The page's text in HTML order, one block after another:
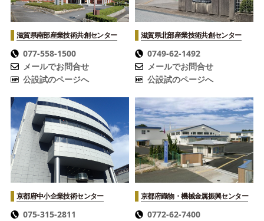
滋賀県南部産業技術共創センター
077-558-1500
メールでお問合せ
公設試のページへ
滋賀県北部産業技術共創センター
0749-62-1492
メールでお問合せ
公設試のページへ
京都府中小企業技術センター
075-315-2811
京都府織物・機械金属振興センター
0772-62-7400